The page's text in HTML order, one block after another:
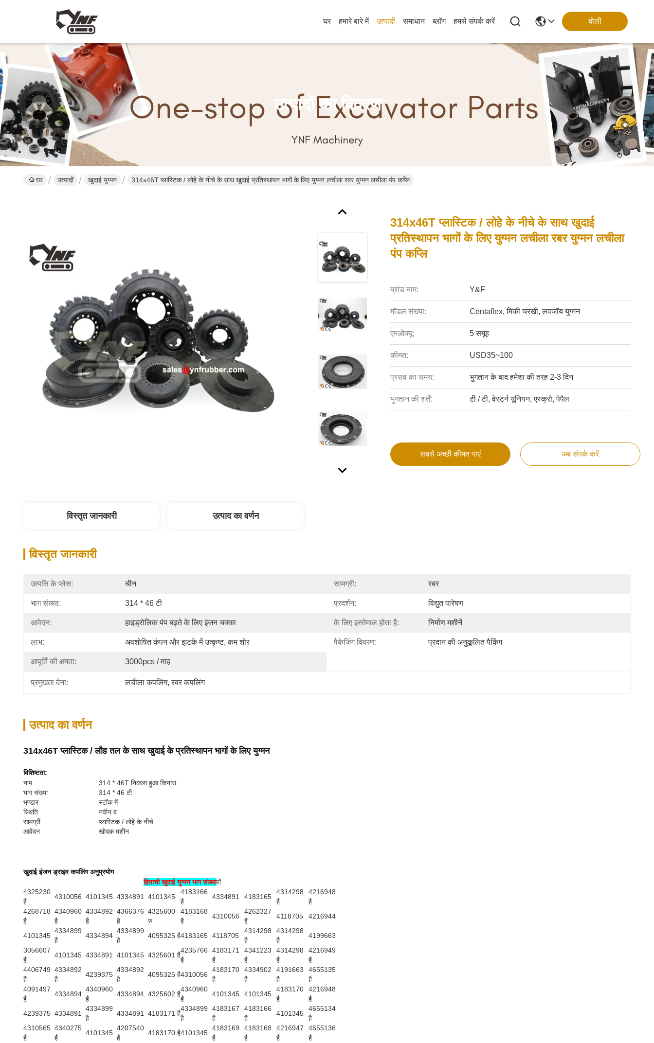
घर हमारे बारे में उत्पादों समाधान ब्लॉग हमसे संपर्क करें बोली
उत्पादों का विवरण
घर उत्पादों खुदाई युग्मन 314x46T प्लास्टिक / लोहे के नीचे के साथ खुदाई प्रतिस्थापन भागों के लिए युग्मन लचीला रबर युग्मन लचीला पंप कप्लि
314x46T प्लास्टिक / लोहे के नीचे के साथ खुदाई
प्रतिस्थापन भागों के लिए युग्मन लचीला रबर युग्मन लचीला
पंप कप्लि
ब्रांड नाम: Y&F
मॉडल संख्या: Centaflex, मिकी चरखी, लवजॉय युग्मन
एमओक्यू: 5 समूह
कीमत: USD35~100
प्रसव का समय: भुगतान के बाद हमेशा की तरह 2-3 दिन
भुगतान की शर्तें: टी / टी, वेस्टर्न यूनियन, एस्क्रो, पेपैल
सबसे अच्छी कीमत पाएं अब संपर्क करें
विस्तृत जानकारी उत्पाद का वर्णन
विस्तृत जानकारी
उत्पत्ति के प्लेस: चीन सामग्री: रबर
भाग संख्या: 314 * 46 टी प्रदर्शन: विद्युत पारेषण
आवेदन: हाइड्रोलिक पंप बढ़ते के लिए इंजन चक्का के लिए इस्तेमाल होता है: निर्माण मशीनें
लाभ: अवशोषित कंपन और झटके में उत्कृष्ट, कम शोर पैकेजिंग विवरण: प्रदान की अनुकूलित पैकिंग
आपूर्ति की क्षमता: 3000pcs / माह
प्रमुखता देना: लचीला कपलिंग, रबर कपलिंग
उत्पाद का वर्णन
314x46T प्लास्टिक / लौह तल के साथ खुदाई के प्रतिस्थापन भागों के लिए युग्मन
विशिष्टता:
नाम
314 * 46T निकला हुआ किनारा
भाग संख्या
314 * 46 टी
भण्डार
स्टॉक में
स्थिति
नवीन व
सामग्री
प्लास्टिक / लोहे के नीचे
आवेदन
खोदक मशीन
खुदाई इंजन ड्राइव कपलिंग अनुप्रयोग
हिताची खुदाई युग्मन भाग संख्यारों
4325230
है
4310056 4101345 4334891 4101345
4183166
है
4334891 4183165
4314298
है
4216948
है
4268718
है
4340960
है
4334892
है
4366376
है
4325600
रु
4183168
है
4310056
4262327
है
4118705 4216944
4101345
4334899
है
4334894
4334899
है
4095325 है4183165 4118705
4314298
है
4314298
है
4199663
3056607
है
4101345 4334891 4101345 4325601 है
4235766
है
4183171
है
4341223
है
4314298
है
4216949
है
4406749
है
4334892
है
4239375
4334892
है
4095325 है4310056
4183170
है
4334902
है
4191663
है
4655135
है
4091497
है
4334894
4340960
है
4334894 4325602 है
4340960
है
4101345 4101345
4183170
है
4216948
है
4239375 4334891
4334899
है
4334891 4183171 है
4334899
है
4183167
है
4183166
है
4101345
4655134
है
4310565
है
4340275
है
4101345
4207540
है
4183170 है4101345
4183169
है
4183168
है
4216947
है
4655136
है